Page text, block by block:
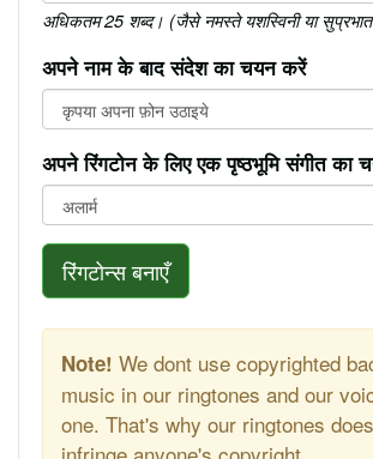
अधिकतम 25 शब्द। (जैसे नमस्ते यशस्विनी या सुप्रभात
अपने नाम के बाद संदेश का चयन करें
अपने रिंगटोन के लिए एक पृष्ठभूमि संगीत का
रिंगटोन्स बनाएँ
Note! We dont use copyrighted
music in our ringtones and our
one. That's why our ringtones
infringe anyone's copyright.